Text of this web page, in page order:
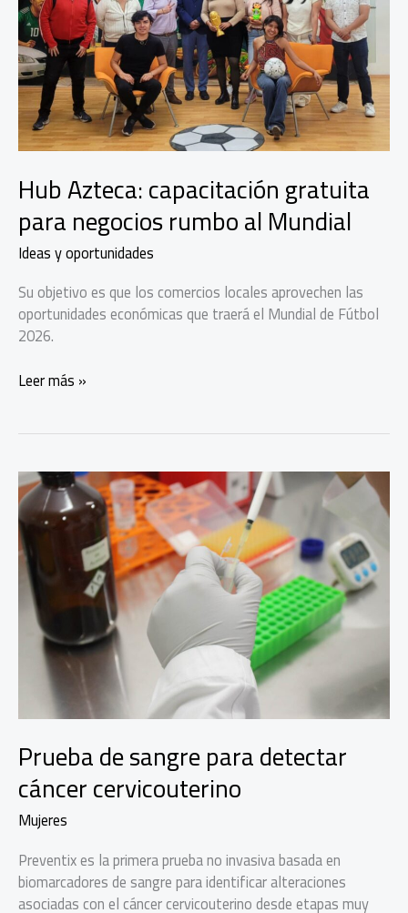
Hub Azteca: capacitación gratuita
para negocios rumbo al Mundial
Ideas y oportunidades
Su objetivo es que los comercios locales aprovechen las
oportunidades económicas que traerá el Mundial de Fútbol
2026.
Hub
para
negocios
rumbo
al
Mundial
Leer más »
Prueba de sangre para detectar
cáncer cervicouterino
Mujeres
Preventix es la primera prueba no invasiva basada en
biomarcadores de sangre para identificar alteraciones
asociadas con el cáncer cervicouterino desde etapas muy